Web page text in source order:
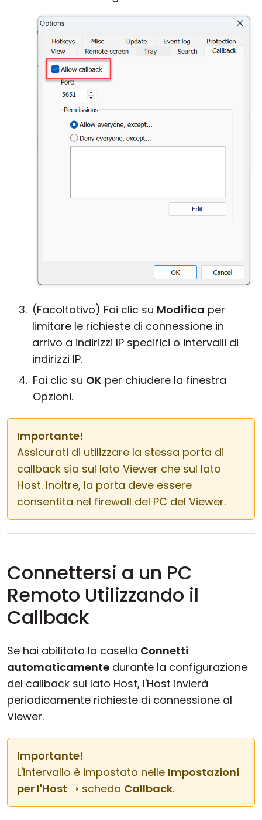
(Facoltativo) Fai clic su Modifica per
limitare le richieste di connessione in
arrivo a indirizzi IP specifici o intervalli di
indirizzi IP.
Fai clic su OK per chiudere la finestra
Opzioni.
Importante!
Assicurati di utilizzare la stessa porta di
callback sia sul lato Viewer che sul lato
Host. Inoltre, la porta deve essere
consentita nel firewall del PC del Viewer.
Connettersi a un PC
Remoto Utilizzando il
Callback
Se hai abilitato la casella Connetti
automaticamente durante la configurazione
del callback sul lato Host, l'Host invierà
periodicamente richieste di connessione al
Viewer.
Importante!
L'intervallo è impostato nelle Impostazioni
per l'Host ➝ scheda Callback.